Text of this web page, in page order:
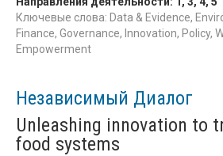
Ключевые слова: Data & Evidence,
Finance, Governance, Innovation, Policy,
Empowerment
Независимый Диалог
Unleashing innovation to
food systems